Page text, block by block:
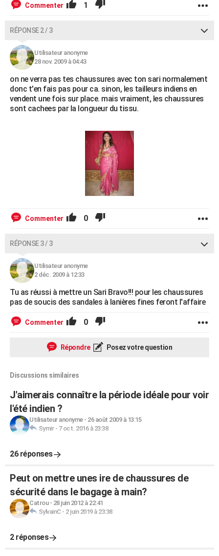
Bricolage
Lifestyle
Culture
Sport
Auto
Television
Voyage
Cinema Commenter 1
RÉPONSE 2 / 3
Utilisateur anonyme
28 nov. 2009 à 04:43
on ne verra pas tes chaussures avec ton sari normalement
donc t'en fais pas pour ca. sinon, les tailleurs indiens en
vendent une fois sur place. mais vraiment, les chaussures
sont cachees par la longueur du tissu.
Commenter 0
RÉPONSE 3 / 3
Utilisateur anonyme
2 déc. 2009 à 12:33
Tu as réussi à mettre un Sari Bravo!!! pour les chaussures
pas de soucis des sandales à lanières fines feront l'affaire
Commenter 0
Répondre Posez votre question
Discussions similaires
J'aimerais connaître la période idéale pour voir
l'été indien ?
Utilisateur anonyme- 26 août 2009 à 13:15
Symir- 7 oct. 2016 à 23:38
26 réponses
Peut on mettre unes ire de chaussures de
sécurité dans le bagage à main?
Catrou- 28 juin 2012 à 22:41
SylvainC - 2 juin 2019 à 23:38
2 réponses